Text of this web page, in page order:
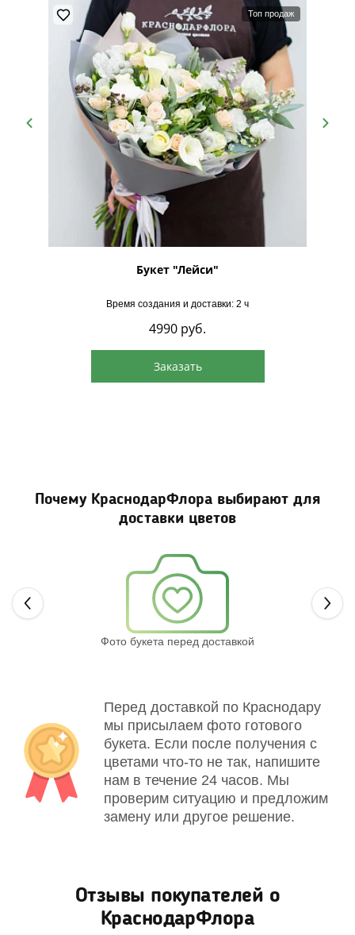
Топ продаж
Букет "Лейси"
Время создания и доставки: 2 ч
4990 руб.
Заказать
Почему КраснодарФлора выбирают для
доставки цветов
Фото букета перед доставкой
Перед доставкой по Краснодару
мы присылаем фото готового
букета. Если после получения с
цветами что-то не так, напишите
нам в течение 24 часов. Мы
проверим ситуацию и предложим
замену или другое решение.
Отзывы покупателей о
КраснодарФлора